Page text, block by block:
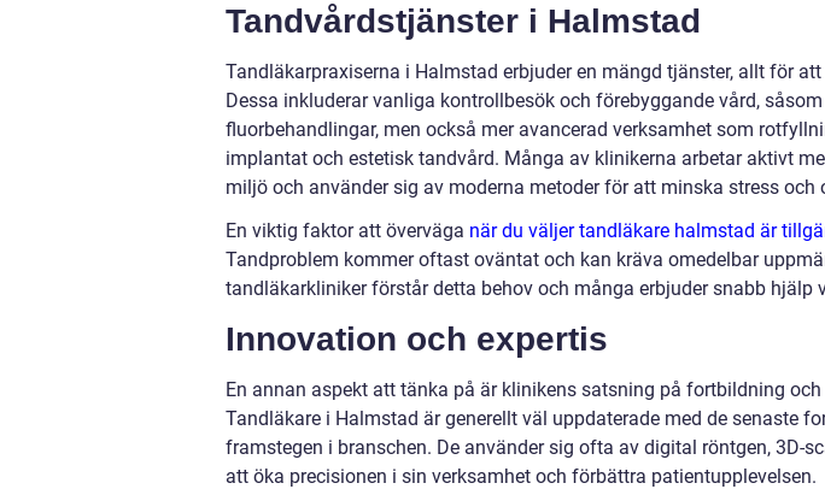
Tandvårdstjänster i Halmstad
Tandläkarpraxiserna i Halmstad erbjuder en mängd tjänster, allt för
Dessa inkluderar vanliga kontrollbesök och förebyggande vård,
fluorbehandlingar, men också mer avancerad verksamhet som
implantat och estetisk tandvård. Många av klinikerna arbetar aktivt
miljö och använder sig av moderna metoder för att minska stress och
En viktig faktor att överväga när du väljer tandläkare halmstad är
Tandproblem kommer oftast oväntat och kan kräva omedelbar
tandläkarkliniker förstår detta behov och många erbjuder snabb hjälp
Innovation och expertis
En annan aspekt att tänka på är klinikens satsning på fortbildning
Tandläkare i Halmstad är generellt väl uppdaterade med de senaste
framstegen i branschen. De använder sig ofta av digital röntgen, 3D-
att öka precisionen i sin verksamhet och förbättra patientupplevelsen.